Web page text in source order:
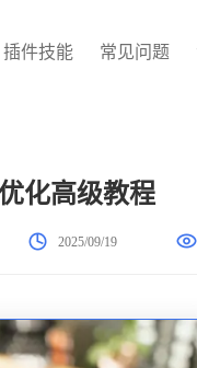
插件技能 常见问题
化高级教程
2025/09/19